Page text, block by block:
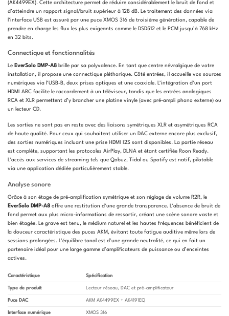
(AK4499EX). Cette architecture permet de réduire considérablement le bruit de fond et
d’atteindre un rapport signal/bruit supérieur à 128 dB. Le traitement des données via
l’interface USB est assuré par une puce XMOS 316 de troisième génération, capable de
prendre en charge les flux les plus exigeants comme le DSD512 et le PCM jusqu’à 768 kHz
en 32 bits.
Connectique et fonctionnalités
Le EverSolo DMP-A8 brille par sa polyvalence. En tant que centre névralgique de votre
installation, il propose une connectique pléthorique. Côté entrées, il accueille vos sources
numériques via l’USB-B, deux prises optiques et une coaxiale. L’intégration d’un port
HDMI ARC facilite le raccordement à un téléviseur, tandis que les entrées analogiques
RCA et XLR permettent d’y brancher une platine vinyle (avec pré-ampli phono externe) ou
un lecteur CD.
Les sorties ne sont pas en reste avec des liaisons symétriques XLR et asymétriques RCA
de haute qualité. Pour ceux qui souhaitent utiliser un DAC externe encore plus exclusif,
des sorties numériques incluant une prise HDMI I2S sont disponibles. La partie réseau
est complète, supportant les protocoles AirPlay, DLNA et étant certifiée Roon Ready.
L’accès aux services de streaming tels que Qobuz, Tidal ou Spotify est natif, pilotable
via une application dédiée particulièrement stable.
Analyse sonore
Grâce à son étage de pré-amplification symétrique et son réglage de volume R2R, le
EverSolo DMP-A8 offre une restitution d’une grande transparence. L’absence de bruit de
fond permet aux plus micro-informations de ressortir, créant une scène sonore vaste et
bien étagée. Le grave est tenu, le médium naturel et les hautes fréquences bénéficient de
la douceur caractéristique des puces AKM, évitant toute fatigue auditive même lors de
sessions prolongées. L’équilibre tonal est d’une grande neutralité, ce qui en fait un
partenaire idéal pour une large gamme d’amplificateurs de puissance ou d’enceintes
actives.
Caractéristique Spécification
Type de produit Lecteur réseau, DAC et pré-amplificateur
Puce DAC AKM AK4499EX + AK4191EQ
Interface numérique XMOS 316